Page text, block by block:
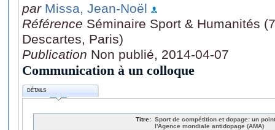
par Missa, Jean-Noël
Référence Séminaire Sport & Humanités
Descartes, Paris)
Publication Non publié, 2014-04-07
Communication à un colloque
DÉTAILS
Titre: Sport de compétition et dopage: un
l'Agence mondiale antidopage (AMA)